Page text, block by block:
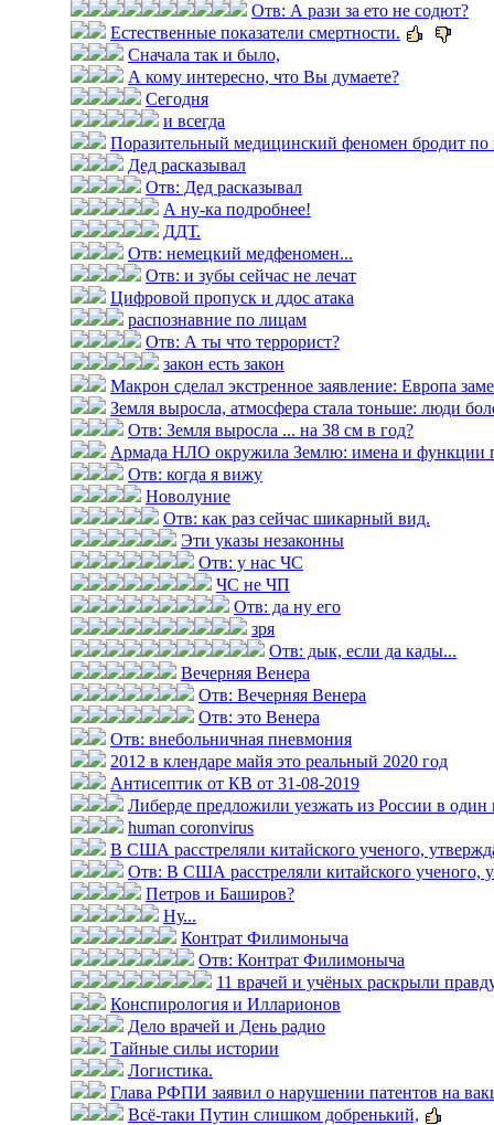
Отв: А рази за ето не содют?
Естественные показатели смертности.
Сначала так и было,
А кому интересно, что Вы думаете?
Сегодня
и всегда
Поразительный медицинский феномен бродит по
Дед расказывал
Отв: Дед расказывал
А ну-ка подробнее!
ДДТ.
Отв: немецкий медфеномен...
Отв: и зубы сейчас не лечат
Цифровой пропуск и ддос атака
распознавние по лицам
Отв: А ты что террорист?
закон есть закон
Макрон сделал экстренное заявление: Европа
Земля выросла, атмосфера стала тоньше: люди
Отв: Земля выросла ... на 38 см в год?
Армада НЛО окружила Землю: имена и функции
Отв: когда я вижу
Новолуние
Отв: как раз сейчас шикарный вид.
Эти указы незаконны
Отв: у нас ЧС
ЧС не ЧП
Отв: да ну его
зря
Отв: дык, если да кады...
Вечерняя Венера
Отв: Вечерняя Венера
Отв: это Венера
Отв: внебольничная пневмония
2012 в клендаре майя это реальный 2020 год
Антисептик от КВ от 31-08-2019
Либерде предложили уезжать из России в один
human coronvirus
В США расстреляли китайского ученого,
Отв: В США расстреляли китайского ученого,
Петров и Баширов?
Ну...
Контрат Филимоныча
Отв: Контрат Филимоныча
11 врачей и учёных раскрыли
Конспирология и Илларионов
Дело врачей и День радио
Тайные силы истории
Логистика.
Глава РФПИ заявил о нарушении патентов на
Всё-таки Путин слишком добренький,